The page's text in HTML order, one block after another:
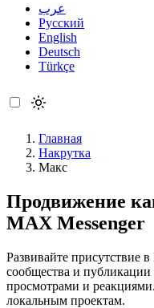
عرب
Русский
English
Deutsch
Türkçe
Главная
Накрутка
Макс
Продвижение
MAX Messenger
Развивайте присутствие
сообщества и
просмотрами и
локальным проектам.